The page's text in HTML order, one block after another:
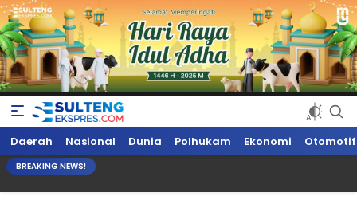
Sultengekspres.com
Berita Seputar Sulteng Hari Ini, Update Terkini, Suaranya Rakyat
Sulteng
Daerah Nasional Dunia Polhukam Ekonomi Otomotif
BREAKING NEWS!